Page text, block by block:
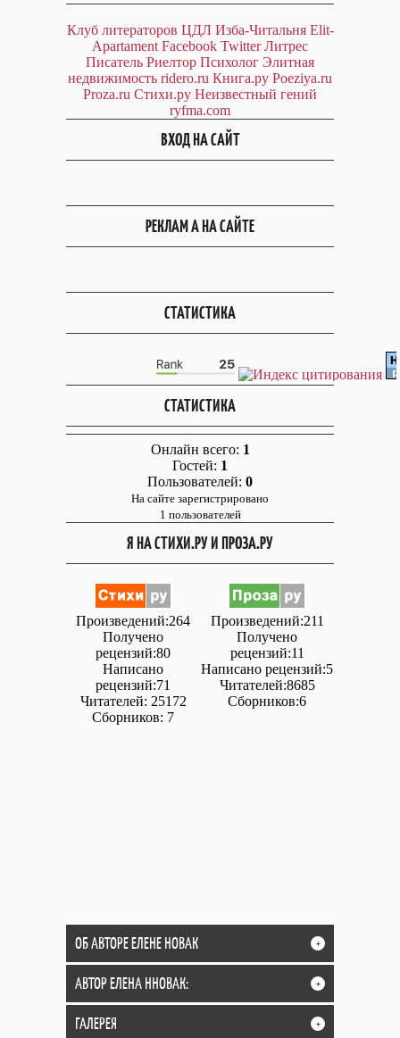
Клуб литераторов ЦДЛ Изба-Читальня Elit-
Apartament Facebook Twitter Литрес
Писатель Риелтор Психолог Элитная
недвижимость ridero.ru Книга.ру Poeziya.ru
Proza.ru Стихи.ру Неизвестный гений
ryfma.com
ВХОД НА САЙТ
РЕКЛАМ А НА САЙТЕ
СТАТИСТИКА
СТАТИСТИКА
Онлайн всего: 1
Гостей: 1
Пользователей: 0
На сайте зарегистрировано
1 пользователей
Я НА СТИХИ.РУ И ПРОЗА.РУ
Произведений:264
Получено
рецензий:80
Написано
рецензий:71
Читателей: 25172
Сборников: 7
Произведений:211
Получено
рецензий:11
Написано рецензий:5
Читателей:8685
Сборников:6
ОБ АВТОРЕ ЕЛЕНЕ НОВАК +
АВТОР ЕЛЕНА ННОВАК: +
ГАЛЕРЕЯ +